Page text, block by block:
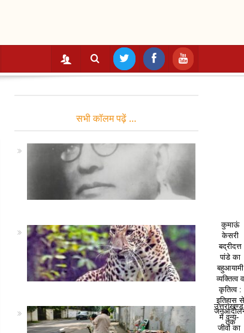
सभी कॉलम पढ़ें …
कुमाऊं
केसरी
बद्रीदत्त
पांडे का
बहुआयामी
व्यक्तित्व व
कृतित्व :
इतिहास से
तक
उत्तराखण्ड
में वन्य-
जीवों का